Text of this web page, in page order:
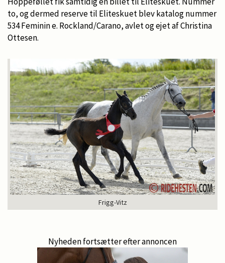
to, og dermed reserve til Eliteskuet blev katalog nummer
534 Feminin e. Rockland/Carano, avlet og ejet af Christina
Ottesen.
Frigg-Vitz
Nyheden fortsætter efter annoncen